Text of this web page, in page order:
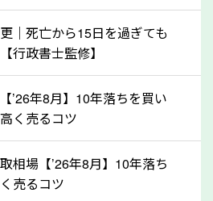
をつけやすくなります。
先に年払いしていた自動車税が
です。ですから、自動車税の
るほど多く還付されます。不要
｜死亡から15日を過ぎても
行政書士監修】
’26年8月】10年落ちを買い
く売るコツ
相場【’26年8月】10年落ち
売るコツ